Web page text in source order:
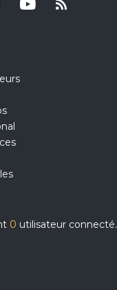
0 utilisateur connecté.